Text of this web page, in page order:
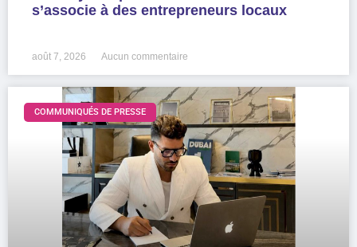
s’associe à des entrepreneurs locaux
août 7, 2026 Aucun commentaire
COMMUNIQUÉS DE PRESSE